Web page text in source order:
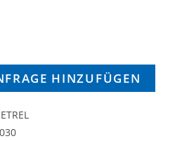
HINZUFÜGEN